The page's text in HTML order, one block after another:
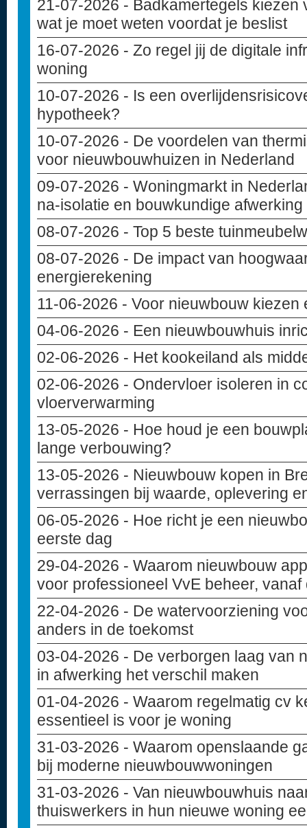
21-07-2026 - Badkamertegels kiezen
wat je moet weten voordat je beslist
16-07-2026 - Zo regel jij de digitale
woning
10-07-2026 - Is een
hypotheek?
10-07-2026 - De voordelen van
voor nieuwbouwhuizen in Nederland
09-07-2026 - Woningmarkt in
na-isolatie en bouwkundige afwerking
08-07-2026 - Top 5 beste
08-07-2026 - De impact van
energierekening
11-06-2026 - Voor nieuwbouw
04-06-2026 - Een nieuwbouwhuis
02-06-2026 - Het kookeiland als
02-06-2026 - Ondervloer isoleren in
vloerverwarming
13-05-2026 - Hoe houd je een
lange verbouwing?
13-05-2026 - Nieuwbouw kopen in
verrassingen bij waarde, oplevering
06-05-2026 - Hoe richt je een
eerste dag
29-04-2026 - Waarom nieuwbouw
voor professioneel VvE beheer, vanaf
22-04-2026 - De watervoorziening
anders in de toekomst
03-04-2026 - De verborgen laag van
in afwerking het verschil maken
01-04-2026 - Waarom regelmatig cv
essentieel is voor je woning
31-03-2026 - Waarom openslaande
bij moderne nieuwbouwwoningen
31-03-2026 - Van nieuwbouwhuis
thuiswerkers in hun nieuwe woning